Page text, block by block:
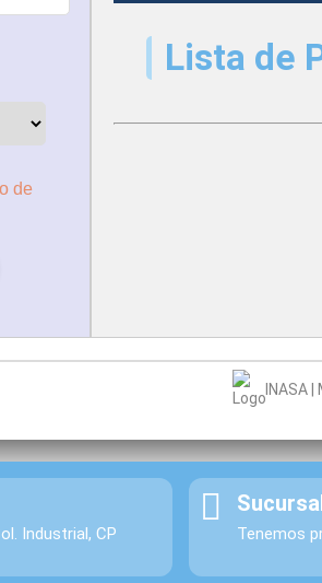
de
Lista de
INASA
Industrial, CP
Tenemos